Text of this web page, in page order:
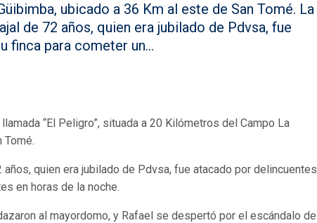
ubicado a 36 Km al este de San Tomé. La
de 72 años, quien era jubilado de Pdvsa, fue
finca para cometer un...
“El Peligro”, situada a 20 Kilómetros del Campo La
Tomé.
quien era jubilado de Pdvsa, fue atacado por delincuentes
en horas de la noche.
al mayordomo, y Rafael se despertó por el escándalo de